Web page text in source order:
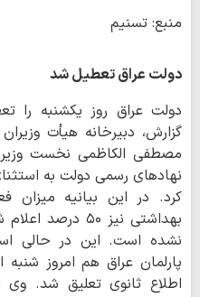
منبع: تسنیم
دولت عراق تعطیل شد
دولت عراق روز یکشنبه را
گزارش، دبیرخانه هیأت
مصطفی الکاظمی نخست وزیر
نهادهای رسمی دولت به
کرد. در این بیانیه میزان
بهداشتی نیز ۵۰
نشده است. این در حالی
پارلمان عراق هم امروز شنبه
اطلاع ثانوی تعلیق شد. وی